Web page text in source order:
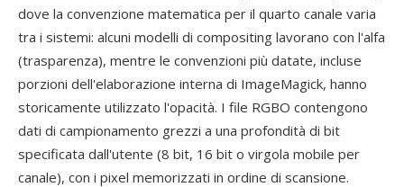
dove la convenzione matematica per il quarto canale varia
tra i sistemi: alcuni modelli di compositing lavorano con l'alfa
(trasparenza), mentre le convenzioni più datate, incluse
porzioni dell'elaborazione interna di ImageMagick, hanno
storicamente utilizzato l'opacità. I file RGBO contengono
dati di campionamento grezzi a una profondità di bit
specificata dall'utente (8 bit, 16 bit o virgola mobile per
canale), con i pixel memorizzati in ordine di scansione.